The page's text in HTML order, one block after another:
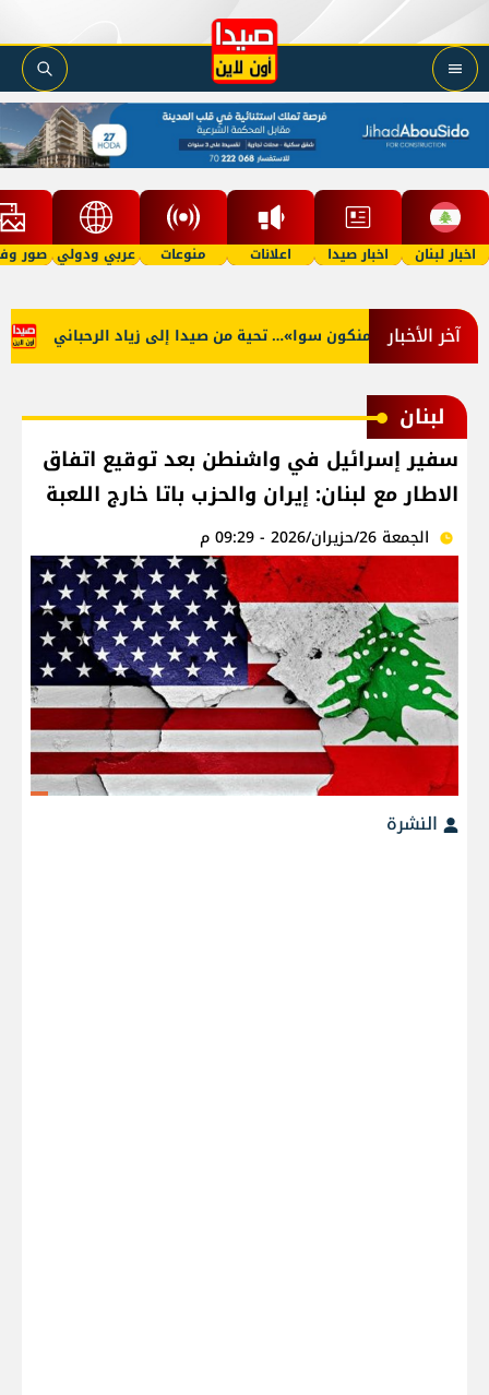
اخبار لبنان اخبار صيدا اعلانات منوعات عربي ودولي صور
آخر الأخبار
مرّة… ما منكون سوا»… تحية من صيدا إلى زياد الرحباني
لبنان
سفير إسرائيل في واشنطن بعد توقيع اتفاق
الاطار مع لبنان: إيران والحزب باتا خارج اللعبة
الجمعة 26/حزيران/2026 - 09:29 م
النشرة